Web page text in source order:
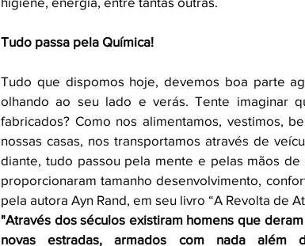
Destaques 3
Tudo passa pela Química!
Tudo que dispomos hoje, devemos boa parte
olhando ao seu lado e verás. Tente imaginar
fabricados? Como nos alimentamos, vestimos,
nossas casas, nos transportamos através de
diante, tudo passou pela mente e pelas mãos
proporcionaram tamanho desenvolvimento,
pela autora Ayn Rand, em seu livro “A Revolta de
"Através dos séculos existiram homens que
novas estradas, armados com nada além